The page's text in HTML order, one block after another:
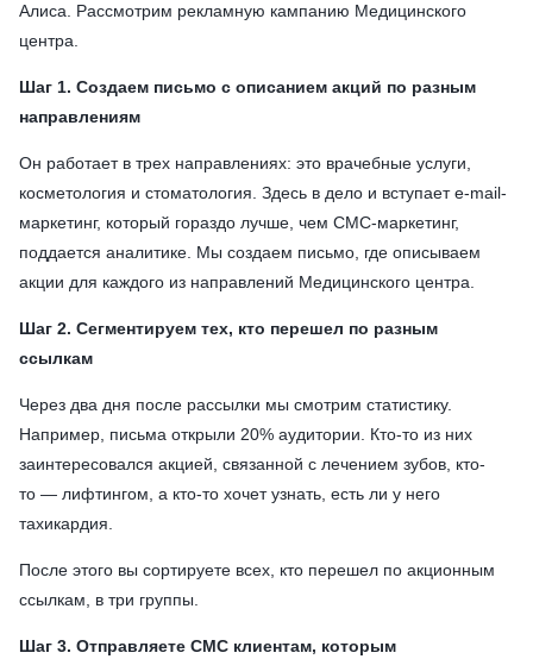
Алиса. Рассмотрим рекламную кампанию Медицинского
центра.
Шаг 1. Создаем письмо с описанием акций по разным
направлениям
Он работает в трех направлениях: это врачебные услуги,
косметология и стоматология. Здесь в дело и вступает e-mail-
маркетинг, который гораздо лучше, чем СМС-маркетинг,
поддается аналитике. Мы создаем письмо, где описываем
акции для каждого из направлений Медицинского центра.
Шаг 2. Сегментируем тех, кто перешел по разным
ссылкам
Через два дня после рассылки мы смотрим статистику.
Например, письма открыли 20% аудитории. Кто-то из них
заинтересовался акцией, связанной с лечением зубов, кто-
то — лифтингом, а кто-то хочет узнать, есть ли у него
тахикардия.
После этого вы сортируете всех, кто перешел по акционным
ссылкам, в три группы.
Шаг 3. Отправляете СМС клиентам, которым